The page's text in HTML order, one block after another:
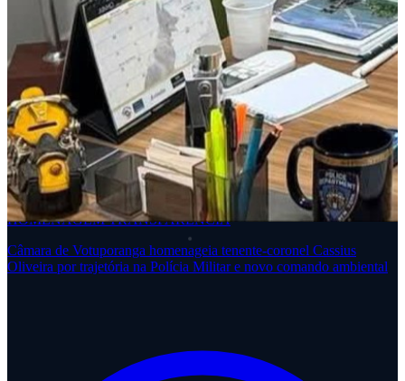
HOMENAGEM TRANSPARÊNCIA
Câmara de Votuporanga homenageia tenente-coronel Cassius
Oliveira por trajetória na Polícia Militar e novo comando ambiental